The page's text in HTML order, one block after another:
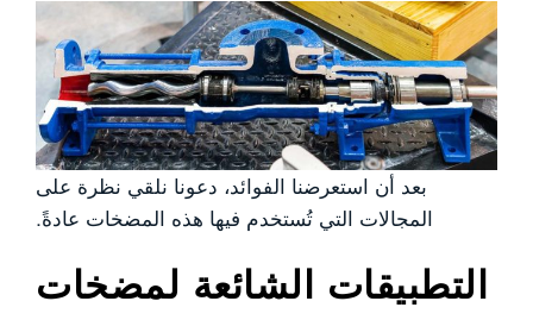
بعد أن استعرضنا الفوائد، دعونا نلقي نظرة على
المجالات التي تُستخدم فيها هذه المضخات عادةً.
التطبيقات الشائعة لمضخات